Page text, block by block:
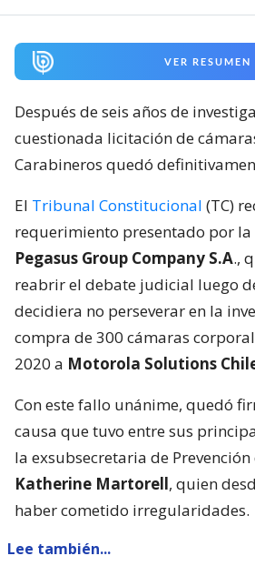
VER RESUMEN
Después de seis años de
cuestionada licitación de
Carabineros quedó
El Tribunal Constitucional (TC)
requerimiento presentado por la
Pegasus Group Company S.A.,
reabrir el debate judicial luego
decidiera no perseverar en la
compra de 300 cámaras
2020 a Motorola Solutions
Con este fallo unánime, quedó
causa que tuvo entre sus
la exsubsecretaria de
Katherine Martorell, quien
haber cometido irregularidades.
Lee también...